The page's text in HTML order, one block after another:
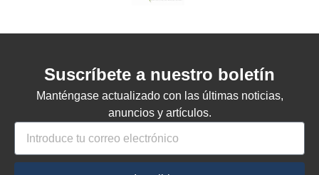
Suscríbete a nuestro boletín
Manténgase actualizado con las últimas noticias,
anuncios y artículos.